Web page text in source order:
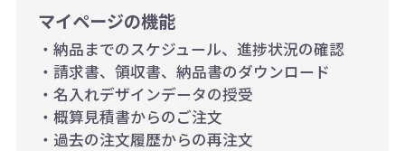
マイページの機能
・納品までのスケジュール、進捗状況の確認
・請求書、領収書、納品書のダウンロード
・名入れデザインデータの授受
・概算見積書からのご注文
・過去の注文履歴からの再注文